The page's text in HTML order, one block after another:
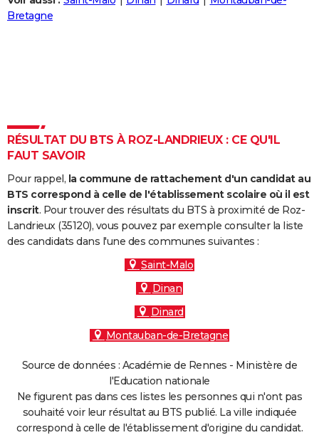
Destinations
City break
Voyage nature
Voyage de noces
Forum
Climat
+
PHOTO
Carte de Noël
Carte Bonne année
Carte Saint-Valentin
Carte Pâques
Carte d'anniversaire
DICTIONNAIRE
Dictionnaire
Biographies
Citations
Expressions
Proverbes
PROGRAMME TV
COPAINS D'AVANT
S'inscrire
Se connecter
Lycées
Collèges
Primaires
Universités
Entreprises
Service militaire
Avis de recherche
AVIS DE DÉCÈS
FORUM
Bretagne
RÉSULTAT DU BTS À ROZ-LANDRIEUX : CE QU'IL
FAUT SAVOIR
Pour rappel, la commune de rattachement d'un candidat au
BTS correspond à celle de l'établissement scolaire où il est
inscrit. Pour trouver des résultats du BTS à proximité de Roz-
Landrieux (35120), vous pouvez par exemple consulter la liste
des candidats dans l'une des communes suivantes :
Saint-Malo
Dinan
Dinard
Montauban-de-Bretagne
Source de données : Académie de Rennes - Ministère de
l'Education nationale
Ne figurent pas dans ces listes les personnes qui n'ont pas
souhaité voir leur résultat au BTS publié. La ville indiquée
correspond à celle de l'établissement d'origine du candidat.